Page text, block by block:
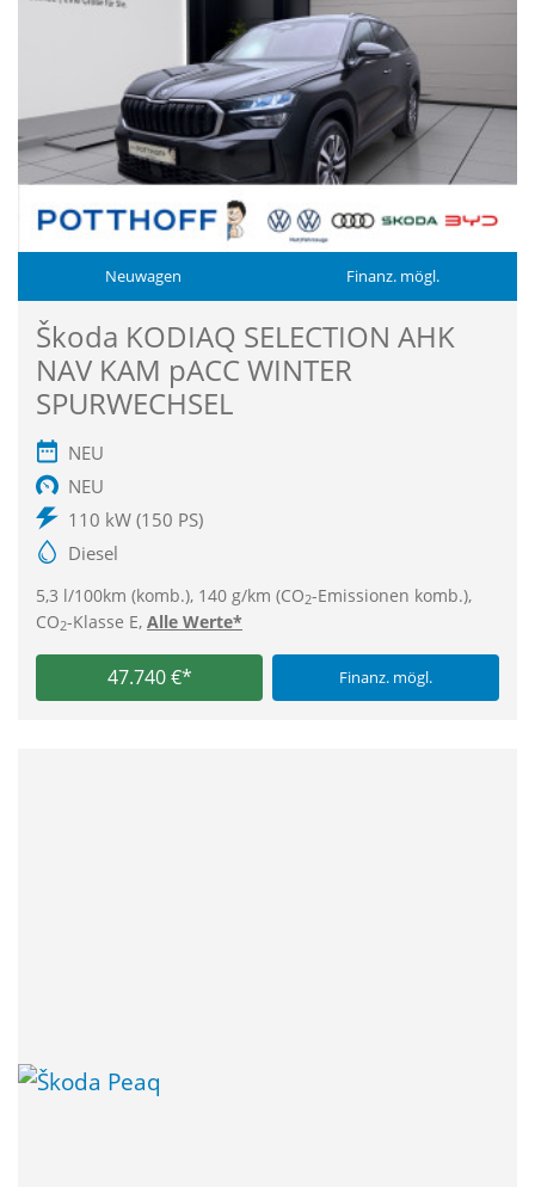
Neuwagen Finanz. mögl.
Škoda KODIAQ SELECTION AHK
NAV KAM pACC WINTER
SPURWECHSEL
NEU
NEU
110 kW (150 PS)
Diesel
5,3 l/100km (komb.), 140 g/km (CO2-Emissionen komb.),
CO2-Klasse E, Alle Werte*
47.740 €* Finanz. mögl.